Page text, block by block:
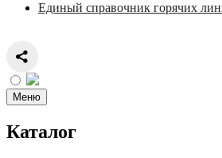
Единый справочник горячих
Меню
Каталог